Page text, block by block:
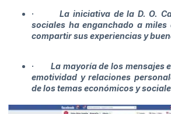
·
La iniciativa de la D. O.
sociales ha enganchado a
compartir sus experiencias y
·
La mayoría de los mensajes
emotividad y relaciones
de los temas económicos y